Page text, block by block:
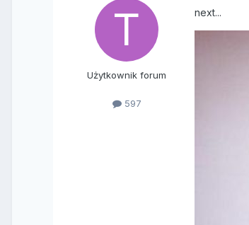
Użytkownik forum
597
next...